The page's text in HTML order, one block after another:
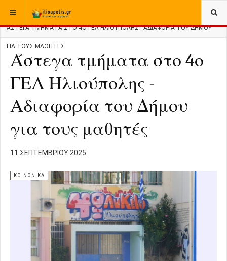
ΒΡΊΣΚΕΣΤΕ ΕΔΏ: ΑΡΧΙΚΉ
ΆΣΤΕΓΑ ΤΜΉΜΑΤΑ ΣΤΟ 4Ο ΓΕΛ ΗΛΙΟΎΠΟΛΗΣ - ΑΔΙΑΦΟΡΊΑ ΤΟΥ ΔΉΜΟΥ
ΓΙΑ ΤΟΥΣ ΜΑΘΗΤΈΣ
Άστεγα τμήματα στο 4ο
ΓΕΛ Ηλιούπολης -
Αδιαφορία του Δήμου
για τους μαθητές
11 ΣΕΠΤΕΜΒΡΊΟΥ 2025
ΚΟΙΝΩΝΙΚΑ